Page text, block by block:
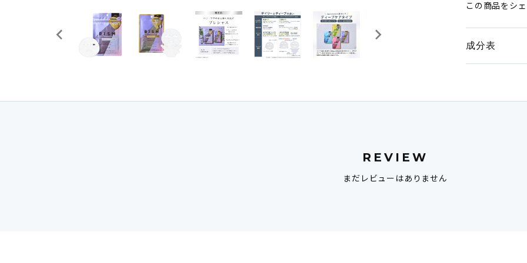
この商品をシ
成分表
REVIEW
まだレビューはありません